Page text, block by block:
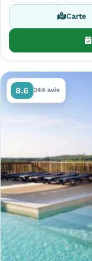
Carte
8.6 344 avis